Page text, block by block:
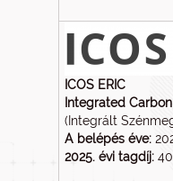
ICOS ERIC
Integrated
(Integrált
A belépés éve:
2025. évi tagdíj: